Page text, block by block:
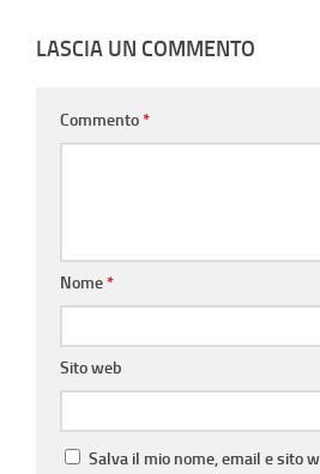
LASCIA UN COMMENTO
Commento*
Nome*
Sito web
Salva il mio nome, email e sito